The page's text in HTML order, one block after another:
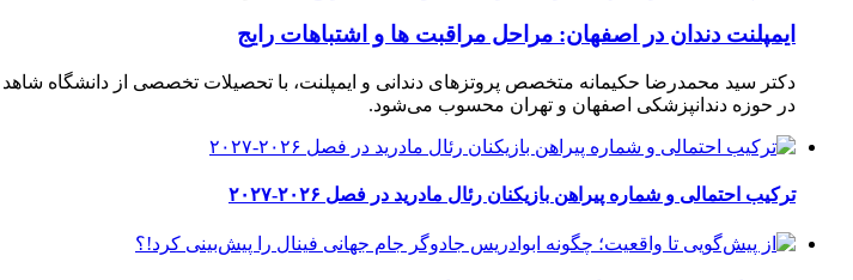
ایمپلنت دندان در اصفهان: مراحل مراقبت ها و اشتباهات رایج
دکتر سید محمدرضا حکیمانه متخصص پروتزهای دندانی و ایمپلنت، با تحصیلات تخصصی از دانشگاه
در حوزه دندانپزشکی اصفهان و تهران محسوب می‌شود.
ترکیب احتمالی و شماره پیراهن بازیکنان رئال مادرید در فصل ۲۰۲۶-۲۰۲۷